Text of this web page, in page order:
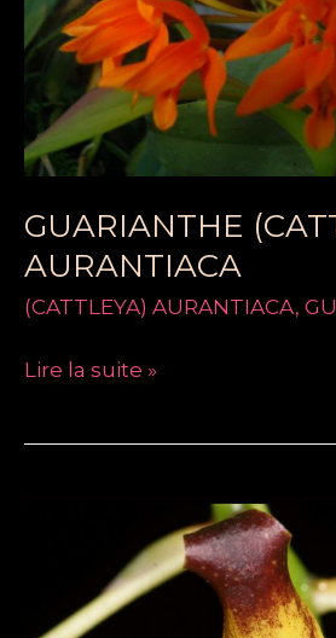
GUARIANTHE
AURANTIACA
(CATTLEYA) AURANTIACA,
Lire la suite »
SPECTABILIS